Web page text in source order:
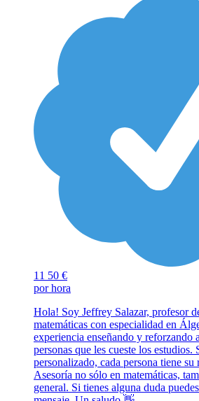
11 50 €
por hora
Hola! Soy Jeffrey Salazar, profesor
matemáticas con especialidad en
experiencia enseñando y reforzando
personas que les cueste los
personalizado, cada persona tiene su
Asesoría no sólo en matemáticas,
general. Si tienes alguna duda